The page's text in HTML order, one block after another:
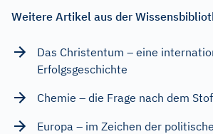
Weitere Artikel aus der
Das Christentum – eine
Erfolgsgeschichte
Chemie – die Frage nach dem
Europa – im Zeichen der